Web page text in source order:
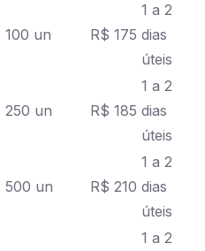
100 un R$ 175
1 a 2
dias
úteis
250 un R$ 185
1 a 2
dias
úteis
500 un R$ 210
1 a 2
dias
úteis
1 a 2